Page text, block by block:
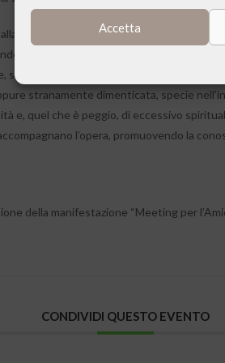
Accetta
visione finale di Dio, è la testimonianza
con la misericordia divina nei suoi
per l’uomo Dante letteralmente
stranamente dimenticata, specie
e, quel che è peggio, di eccessivo
l’opera, promuovendo la
della manifestazione “Meeting per
CONDIVIDI QUESTO EVENTO